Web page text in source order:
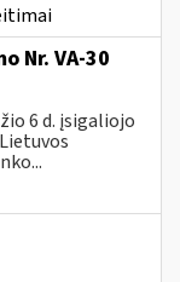
Nr. VA-30
6 d. įsigaliojo